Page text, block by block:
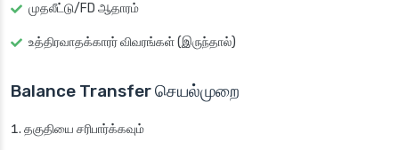
முதலீட்டு/FD ஆதாரம்
உத்திரவாதக்காரர் விவரங்கள் (இருந்தால்)
Balance Transfer செயல்முறை
தகுதியை சரிபார்க்கவும்